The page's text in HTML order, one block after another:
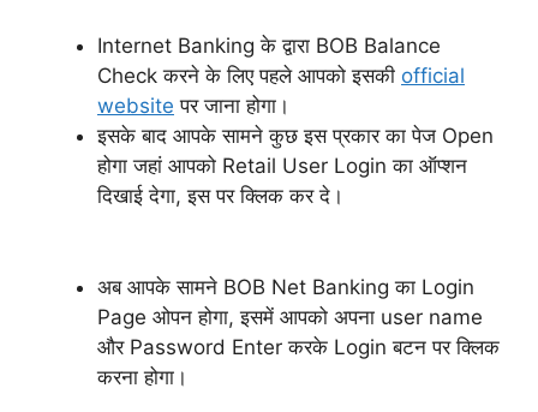
Internet Banking के द्वारा BOB Balance
Check करने के लिए पहले आपको इसकी official
website पर जाना होगा।
इसके बाद आपके सामने कुछ इस प्रकार का पेज Open
होगा जहां आपको Retail User Login का ऑप्शन
दिखाई देगा, इस पर क्लिक कर दे।
अब आपके सामने BOB Net Banking का Login
Page ओपन होगा, इसमें आपको अपना user name
और Password Enter करके Login बटन पर क्लिक
करना होगा।